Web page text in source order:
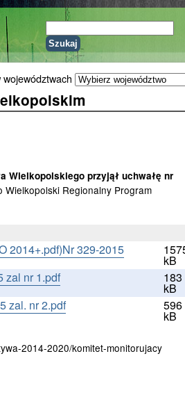
województwach
Wielkopolskiego przyjął uchwałę nr
Regionalny Program
Nr 329-2015
kB
zal nr 1.pdf
183
kB
zal. nr 2.pdf
596
kB
2014-2020/komitet-monitorujacy